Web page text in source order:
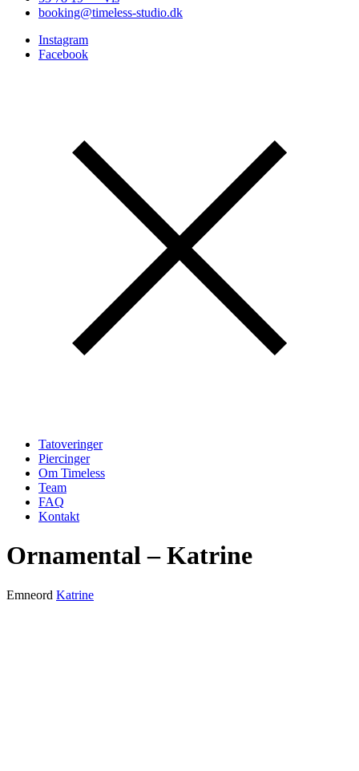
booking@timeless-studio.dk
Instagram
Facebook
Tatoveringer
Piercinger
Om Timeless
Team
FAQ
Kontakt
Ornamental – Katrine
Emneord Katrine